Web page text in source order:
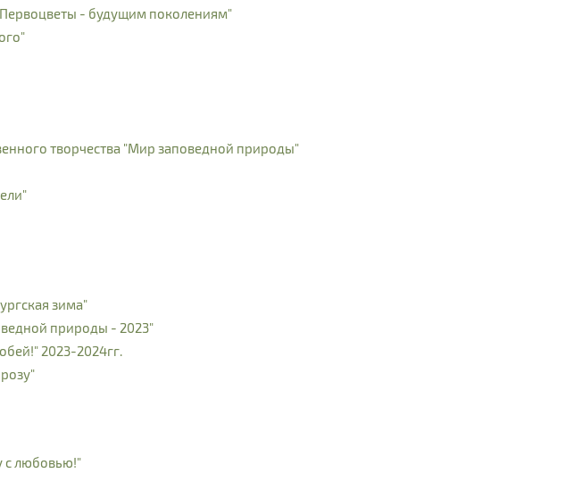
- будущим поколениям"
творчества "Мир заповедной природы"
зима"
природы - 2023"
2023-2024гг.
с любовью!"